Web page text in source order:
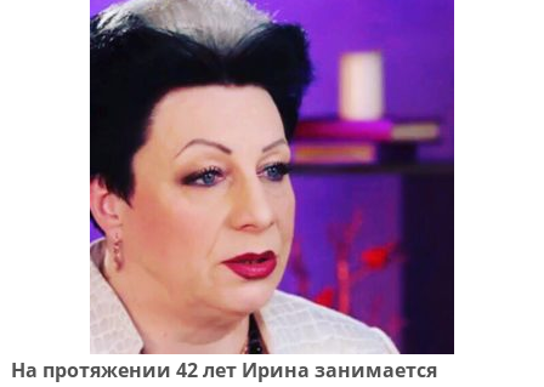
На протяжении 42 лет Ирина занимается